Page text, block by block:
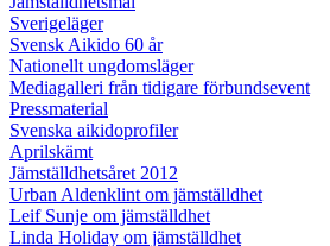
Sverigeläger
Svensk Aikido 60 år
Nationellt ungdomsläger
Mediagalleri från tidigare förbundsevent
Pressmaterial
Svenska aikidoprofiler
Aprilskämt
Jämställdhetsåret 2012
Urban Aldenklint om jämställdhet
Leif Sunje om jämställdhet
Linda Holiday om jämställdhet